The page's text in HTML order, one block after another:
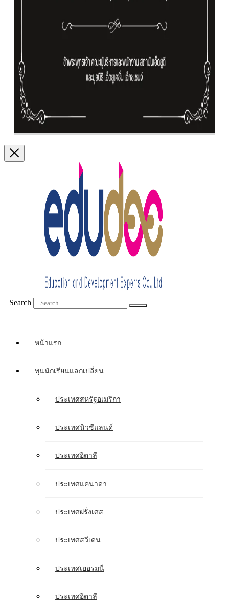
Search
หน้าแรก
ทุนนักเรียนแลกเปลี่ยน
ประเทศสหรัฐอเมริกา
ประเทศนิวซีแลนด์
ประเทศอิตาลี
ประเทศแคนาดา
ประเทศฝรั่งเศส
ประเทศสวีเดน
ประเทศเยอรมนี
ประเทศอิตาลี